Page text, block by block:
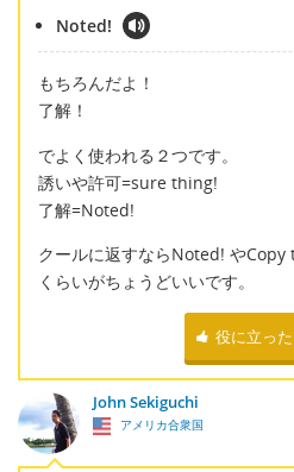
Noted!
もちろんだよ！
了解！
でよく使われる２つです。
誘いや許可=sure thing!
了解=Noted!
クールに返すならNoted! やCopy
くらいがちょうどいいです。
役に立った
John Sekiguchi
アメリカ合衆国